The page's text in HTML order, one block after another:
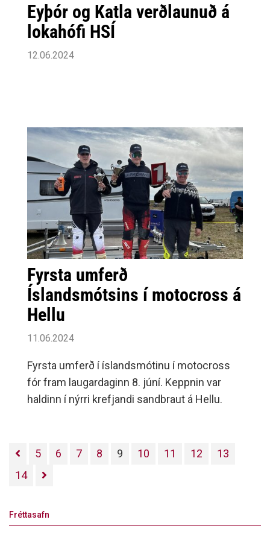
Eyþór og Katla verðlaunuð á
lokahófi HSÍ
12.06.2024
Fyrsta umferð
Íslandsmótsins í motocross á
Hellu
11.06.2024
Fyrsta umferð í íslandsmótinu í motocross
fór fram laugardaginn 8. júní. Keppnin var
haldinn í nýrri krefjandi sandbraut á Hellu.
5 6 7 8 9 10 11 12
13
14
Fréttasafn